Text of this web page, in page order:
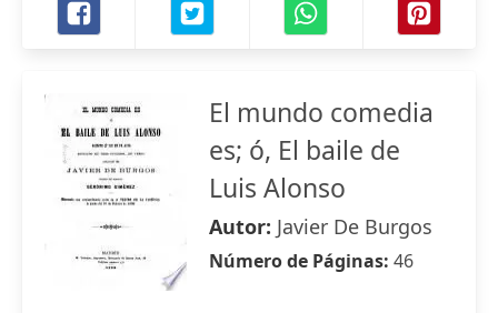
El mundo comedia
es; ó, El baile de
Luis Alonso
Autor: Javier De Burgos
Número de Páginas: 46